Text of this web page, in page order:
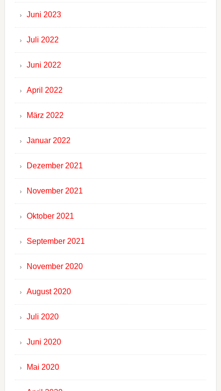
Juni 2023
Juli 2022
Juni 2022
April 2022
März 2022
Januar 2022
Dezember 2021
November 2021
Oktober 2021
September 2021
November 2020
August 2020
Juli 2020
Juni 2020
Mai 2020